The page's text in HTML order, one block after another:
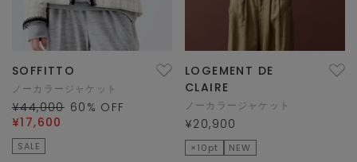
SOFFITTO
ノーカラージャケット
¥44,000 60 % OFF
¥17,600
SALE
LOGEMENT DE
CLAIRE
ノーカラージャケット
¥20,900
×10pt NEW